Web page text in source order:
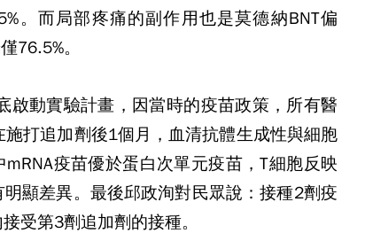
。而局部疼痛的副作用也是莫德納BNT偏
76.5%。
啟動實驗計畫，因當時的疫苗政策，所有醫
施打追加劑後1個月，血清抗體生成性與細胞
疫苗優於蛋白次單元疫苗，T細胞反映
顯差異。最後邱政洵對民眾說：接種2劑疫
受第3劑追加劑的接種。